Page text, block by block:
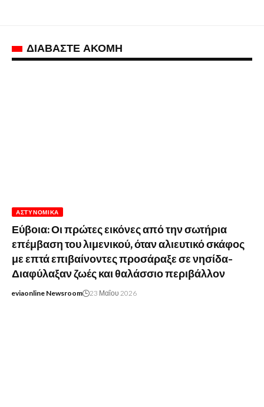
ΔΙΑΒΑΣΤΕ ΑΚΟΜΗ
ΑΣΤΥΝΟΜΙΚΆ
Εύβοια: Οι πρώτες εικόνες από την σωτήρια
επέμβαση του λιμενικού, όταν αλιευτικό σκάφος
με επτά επιβαίνοντες προσάραξε σε νησίδα-
Διαφύλαξαν ζωές και θαλάσσιο περιβάλλον
eviaonline Newsroom 23 Μαΐου 2026